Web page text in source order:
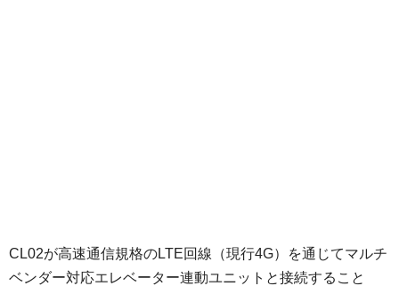
CL02が高速通信規格のLTE回線（現行4G）を通じてマルチ
ベンダー対応エレベーター連動ユニットと接続すること